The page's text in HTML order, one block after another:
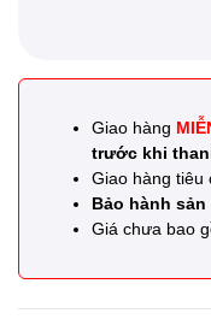
Giao hàng
trước khi
Giao hàng tiêu
Bảo hành
Giá chưa bao